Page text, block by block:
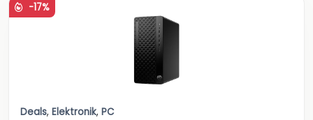
-17%
Deals, Elektronik, PC